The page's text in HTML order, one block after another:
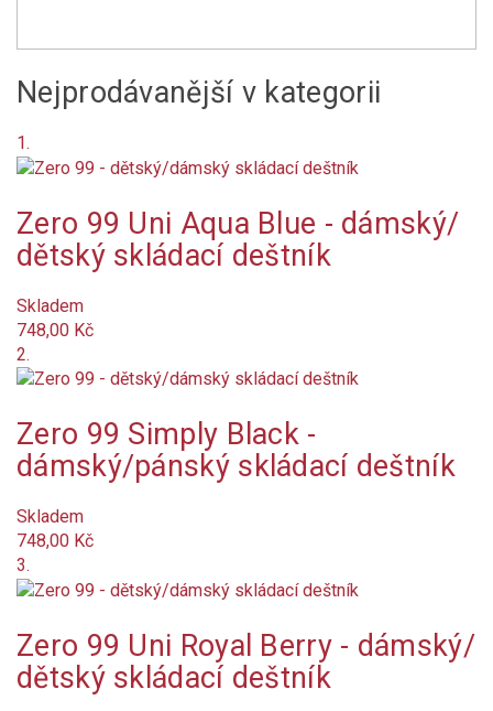
Značka
Délka složeného deštníku (cm)
cm
cm
Hmotnost (g)
g
Systém
mechanický
plně automatický
Určení
dámské
dětské
pánské
unisex
Nejprodávanější v kategorii
1.
Zero 99 Uni Aqua Blue - dámský/
dětský skládací deštník
Skladem
748,00 Kč
2.
Zero 99 Simply Black -
dámský/pánský skládací deštník
Skladem
748,00 Kč
3.
Zero 99 Uni Royal Berry - dámský/
dětský skládací deštník